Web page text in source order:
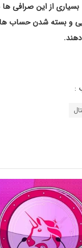
از این صرافی ها
و بسته شدن حساب